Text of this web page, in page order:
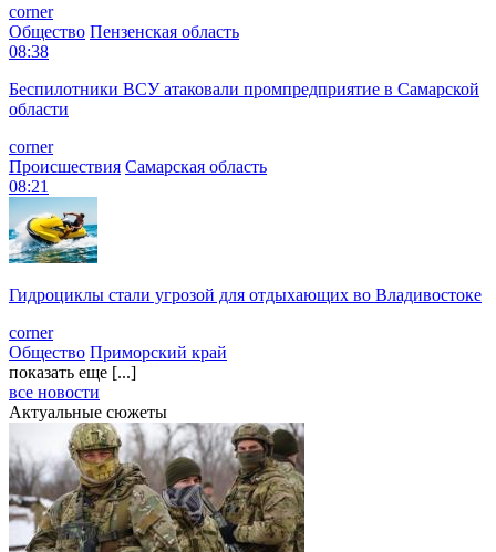
corner
Общество Пензенская область
08:38
Беспилотники ВСУ атаковали промпредприятие в Самарской
области
corner
Происшествия Самарская область
08:21
Гидроциклы стали угрозой для отдыхающих во Владивостоке
corner
Общество Приморский край
показать еще [...]
все новости
Актуальные сюжеты